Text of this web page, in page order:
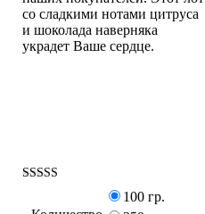
со сладкими нотами цитруса
и шоколада наверняка
украдет Ваше сердце.
100 гр.